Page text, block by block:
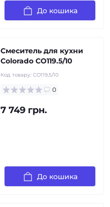
До кошика
Смеситель для кухни
Colorado CO119.5/10
Код товару: CO119,5/10
0
7 749 грн.
До кошика